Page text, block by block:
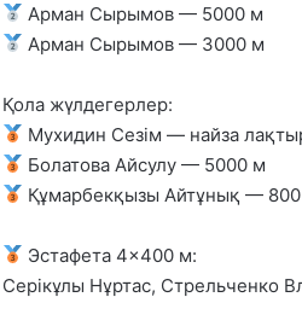
Арман Сырымов — 5000 м
Арман Сырымов — 3000 м
Қола жүлдегерлер:
Мухидин Сезім — найза
Болатова Айсулу — 5000 м
Құмарбекқызы Айтұнық —
Эстафета 4×400 м:
Серікұлы Нұртас, Стрельченко